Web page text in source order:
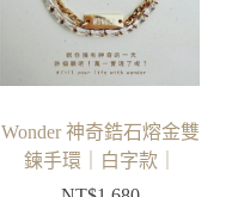
Wonder 神奇鋯石熔金雙
鍊手環｜白字款｜